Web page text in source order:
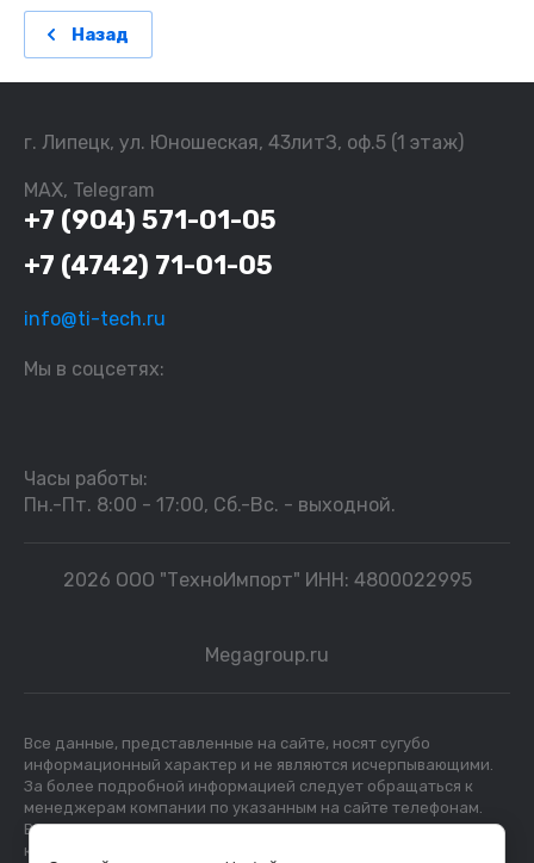
Назад
г. Липецк, ул. Юношеская, 43литЗ, оф.5 (1 этаж)
MAX, Telegram
+7 (904) 571-01-05
+7 (4742) 71-01-05
info@ti-tech.ru
Мы в соцсетях:
Часы работы:
Пн.-Пт. 8:00 - 17:00, Сб.-Вс. - выходной.
2026 ООО "ТехноИмпорт" ИНН: 4800022995
Megagroup.ru
Все данные, представленные на сайте, носят сугубо
информационный характер и не являются исчерпывающими.
За более подробной информацией следует обращаться к
менеджерам компании по указанным на сайте телефонам.
Вся представленная на сайте информация, касающаяся
комплектации, технических характеристик, цветовых